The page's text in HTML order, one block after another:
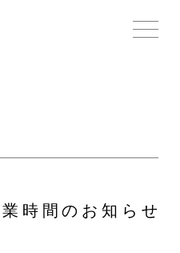
時間のお知らせ